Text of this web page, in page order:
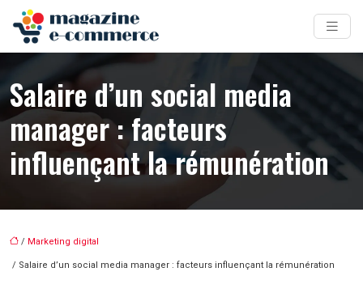
Salaire d’un social media
manager : facteurs
influençant la rémunération
/ Marketing digital
/ Salaire d’un social media manager : facteurs influençant la rémunération